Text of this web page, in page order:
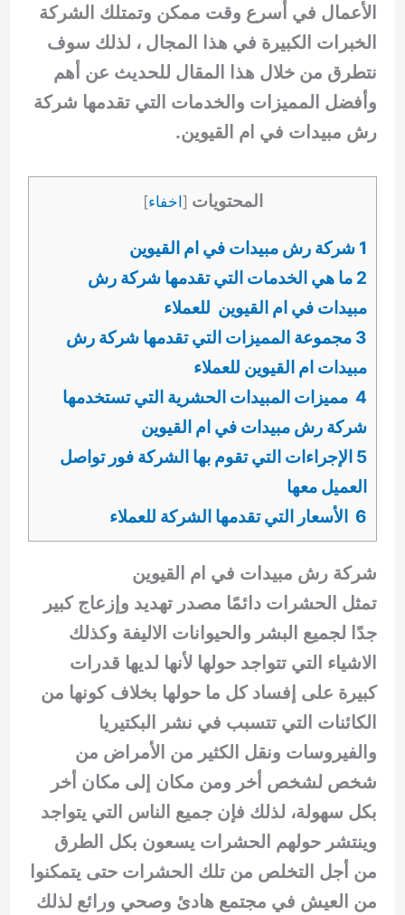
الأعمال في أسرع وقت ممكن وتمتلك الشركة
الخبرات الكبيرة في هذا المجال ، لذلك سوف
نتطرق من خلال هذا المقال للحديث عن أهم
وأفضل المميزات والخدمات التي تقدمها شركة
رش مبيدات في ام القيوين.
المحتويات [اخفاء]
1 شركة رش مبيدات في ام القيوين
2 ما هي الخدمات التي تقدمها شركة رش
مبيدات في ام القيوين للعملاء
3 مجموعة المميزات التي تقدمها شركة رش
مبيدات ام القيوين للعملاء
4 مميزات المبيدات الحشرية التي تستخدمها
شركة رش مبيدات في ام القيوين
5 الإجراءات التي تقوم بها الشركة فور تواصل
العميل معها
6 الأسعار التي تقدمها الشركة للعملاء
شركة رش مبيدات في ام القيوين
تمثل الحشرات دائمًا مصدر تهديد وإزعاج كبير
جدًا لجميع البشر والحيوانات الاليفة وكذلك
الاشياء التي تتواجد حولها لأنها لديها قدرات
كبيرة على إفساد كل ما حولها بخلاف كونها من
الكائنات التي تتسبب في نشر البكتيريا
والفيروسات ونقل الكثير من الأمراض من
شخص لشخص أخر ومن مكان إلى مكان أخر
بكل سهولة، لذلك فإن جميع الناس التي يتواجد
وينتشر حولهم الحشرات يسعون بكل الطرق
من أجل التخلص من تلك الحشرات حتى يتمكنوا
من العيش في مجتمع هادئ وصحي ورائع لذلك